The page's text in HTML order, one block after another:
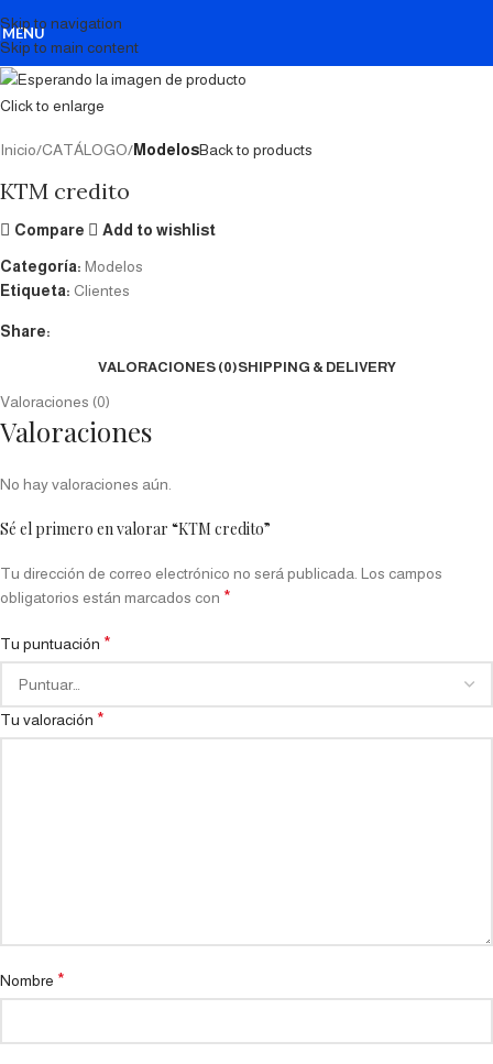
Skip to navigation
Skip to main content
MENU
Click to enlarge
Inicio CATÁLOGO ModelosBack to products
KTM credito
Compare Add to wishlist
Categoría: Modelos
Etiqueta: Clientes
Share:
VALORACIONES (0)SHIPPING & DELIVERY
Valoraciones (0)
Valoraciones
No hay valoraciones aún.
Sé el primero en valorar “KTM credito”
Tu dirección de correo electrónico no será publicada. Los campos
obligatorios están marcados con *
Tu puntuación *
Tu valoración *
Nombre *